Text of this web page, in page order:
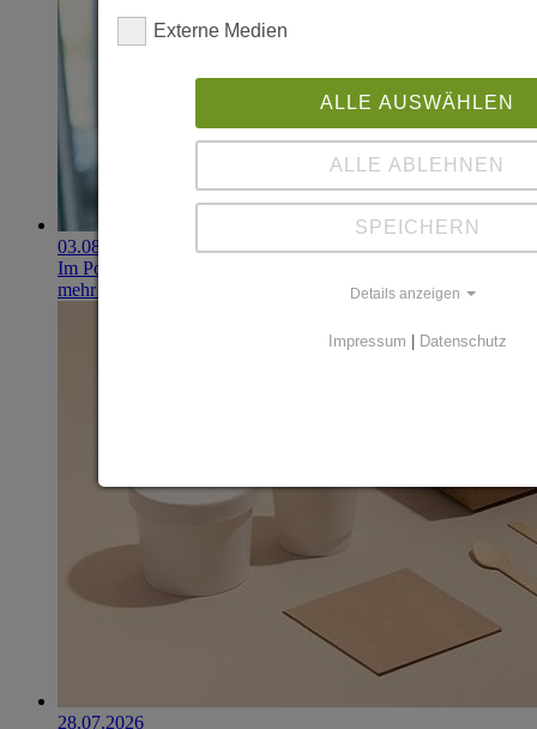
03.08.2026
Im Portfolio: Iset Telecom, IT für das Gesundheitswesen
mehr erfahren
28.07.2026
Externe Medien
ALLE AUSWÄHLEN
ALLE ABLEHNEN
SPEICHERN
Details anzeigen
Impressum | Datenschutz